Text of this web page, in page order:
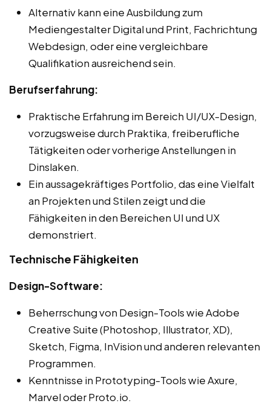
Alternativ kann eine Ausbildung zum
Mediengestalter Digital und Print, Fachrichtung
Webdesign, oder eine vergleichbare
Qualifikation ausreichend sein.
Berufserfahrung:
Praktische Erfahrung im Bereich UI/UX-Design,
vorzugsweise durch Praktika, freiberufliche
Tätigkeiten oder vorherige Anstellungen in
Dinslaken.
Ein aussagekräftiges Portfolio, das eine Vielfalt
an Projekten und Stilen zeigt und die
Fähigkeiten in den Bereichen UI und UX
demonstriert.
Technische Fähigkeiten
Design-Software:
Beherrschung von Design-Tools wie Adobe
Creative Suite (Photoshop, Illustrator, XD),
Sketch, Figma, InVision und anderen relevanten
Programmen.
Kenntnisse in Prototyping-Tools wie Axure,
Marvel oder Proto.io.